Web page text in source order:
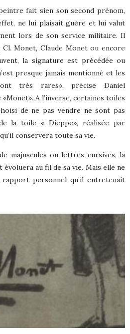
fait sien son second prénom,
ne lui plaisait guère et lui valut
lors de son service militaire. Il
Monet, Claude Monet ou encore
la signature est précédée ou
presque jamais mentionné et les
très rares», précise Daniel
A l’inverse, certaines toiles
de ne pas vendre ne sont pas
la toile « Dieppe», réalisée par
conservera toute sa vie.
majuscules ou lettres cursives, la
au fil de sa vie. Mais elle ne
personnel qu’il entretenait